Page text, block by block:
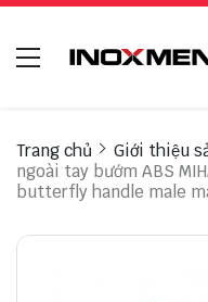
Trang chủ Giới thiệu
ngoài tay bướm ABS
butterfly handle male